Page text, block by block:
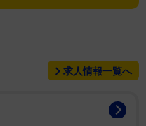
年には歌手の布施明と再
＞
に息を引き取ったこと
求人情報一覧へ